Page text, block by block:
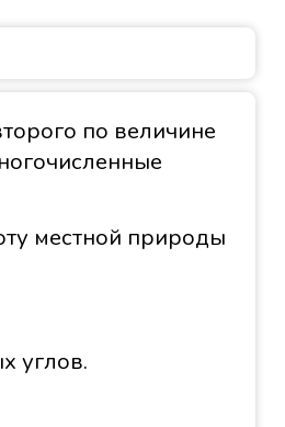
по величине
местной природы
углов.